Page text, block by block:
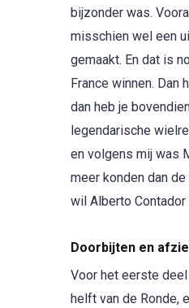
bijzonder was.
misschien wel een
gemaakt. En dat is
France winnen. Dan
dan heb je
legendarische
en volgens mij was
meer konden dan
wil Alberto Contador
Doorbijten en
Voor het eerste
helft van de Ronde,